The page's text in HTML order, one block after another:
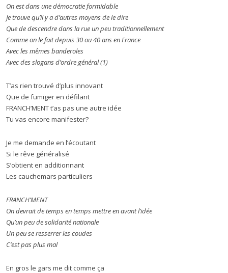
On est dans une démocratie formidable
Je trouve qu’il y a d’autres moyens de le dire
Que de descendre dans la rue un peu traditionnellement
Comme on le fait depuis 30 ou 40 ans en France
Avec les mêmes banderoles
Avec des slogans d’ordre général (1)
T’as rien trouvé d’plus innovant
Que de fumiger en défilant
FRANCH’MENT t’as pas une autre idée
Tu vas encore manifester?
Je me demande en l’écoutant
Si le rêve généralisé
S’obtient en additionnant
Les cauchemars particuliers
FRANCH’MENT
On devrait de temps en temps mettre en avant l’idée
Qu’un peu de solidarité nationale
Un peu se resserrer les coudes
C’est pas plus mal
En gros le gars me dit comme ça